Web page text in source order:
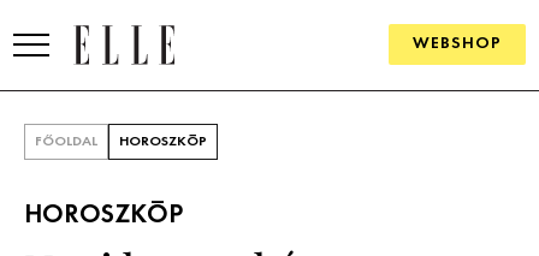
WEBSHOP
FŐOLDAL HOROSZKÓP
HOROSZKÓP